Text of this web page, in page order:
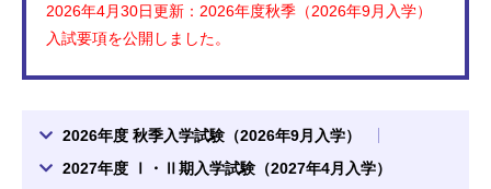
2026年4月30日更新：2026年度秋季（2026年9月入学）
入試要項を公開しました。
2026年度 秋季入学試験（2026年9月入学）
2027年度 Ⅰ・Ⅱ期入学試験（2027年4月入学）